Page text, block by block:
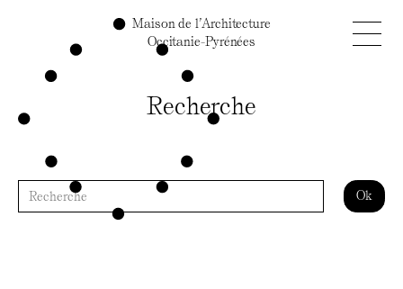
Maison de l’Architecture
Occitanie-Pyrénées
Recherche